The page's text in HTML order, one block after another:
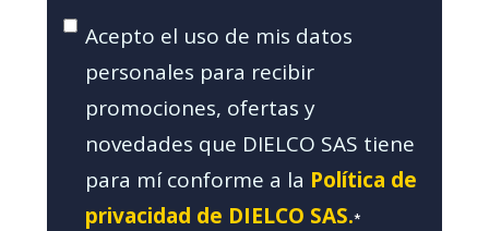
Acepto el uso de mis datos
personales para recibir
promociones, ofertas y
novedades que DIELCO SAS tiene
para mí conforme a la Política de
privacidad de DIELCO SAS.*